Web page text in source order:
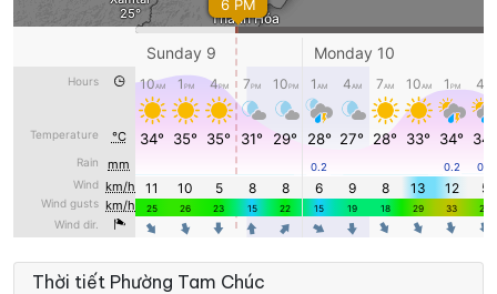
Thời tiết Phường Tam Chúc